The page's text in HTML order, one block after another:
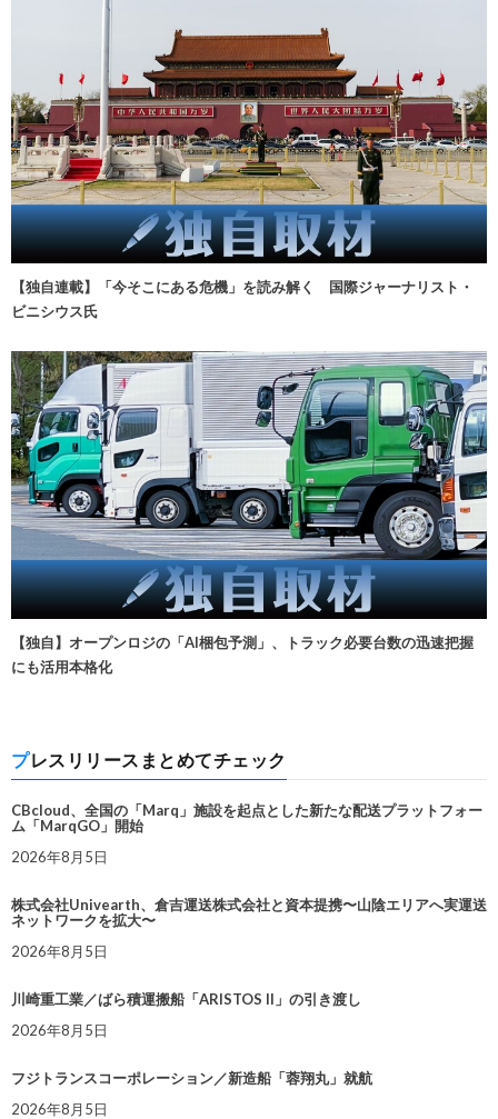
【独自連載】「今そこにある危機」を読み解く 国際ジャーナリスト・
ビニシウス氏
【独自】オープンロジの「AI梱包予測」、トラック必要台数の迅速把握
にも活用本格化
プレスリリースまとめてチェック
CBcloud、全国の「Marq」施設を起点とした新たな配送プラットフォー
ム「MarqGO」開始
2026年8月5日
株式会社Univearth、倉吉運送株式会社と資本提携〜山陰エリアへ実運送
ネットワークを拡大〜
2026年8月5日
川崎重工業／ばら積運搬船「ARISTOS II」の引き渡し
2026年8月5日
フジトランスコーポレーション／新造船「蓉翔丸」就航
2026年8月5日